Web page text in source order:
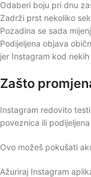
Odaberi boju pri dnu
Zadrži prst nekoliko
Pozadina se sada
Podijeljena objava
jer Instagram kod
Zašto
Instagram redovito
poveznica ili
Ovo možeš pokušati
Ažuriraj Instagram